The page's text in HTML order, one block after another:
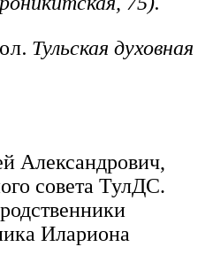
Тульская духовная
Александрович,
совета ТулДС.
Илариона